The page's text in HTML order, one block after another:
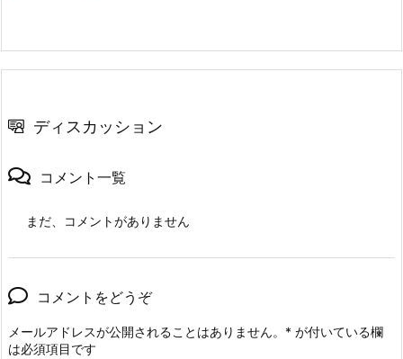
ディスカッション
コメント一覧
まだ、コメントがありません
コメントをどうぞ
メールアドレスが公開されることはありません。 * が付いている欄
は必須項目です